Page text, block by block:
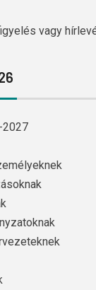
vagy
2027